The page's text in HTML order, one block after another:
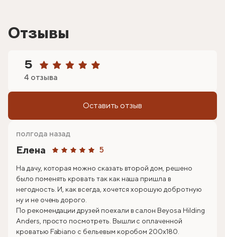
Отзывы
5
4 отзыва
Оставить отзыв
Елена 5
полгода назад
На дачу, которая можно сказать второй дом, решено
было поменять кровать так как наша пришла в
негодность. И, как всегда, хочется хорошую добротную
ну и не очень дорого.
По рекомендации друзей поехали в салон Beyosa Hilding
Anders, просто посмотреть. Вышли с оплаченной
кроватью Fabiano с бельевым коробом 200х180.